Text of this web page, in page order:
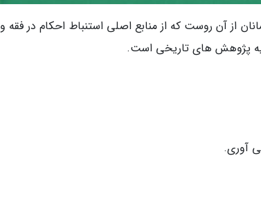
از آن روست که از منابع اصلی استنباط احکام در فقه و
پژوهش های تاریخی است.
آورى.